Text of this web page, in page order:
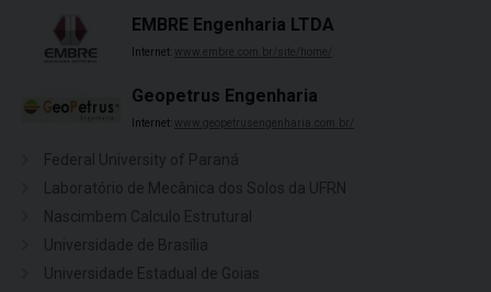
EMBRE Engenharia LTDA
Internet: www.embre.com.br/site/home/
Geopetrus Engenharia
Internet: www.geopetrusengenharia.com.br/
Federal University of Paraná
Laboratório de Mecânica dos Solos da UFRN
Nascimbem Calculo Estrutural
Universidade de Brasília
Universidade Estadual de Goias